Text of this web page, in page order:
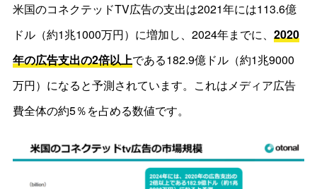
米国のコネクテッドTV広告の支出は2021年には113.6億
ドル（約1兆1000万円）に増加し、2024年までに、 2020
年の広告支出の2倍以上である182.9億ドル（約1兆9000
万円）になると予測されています。これはメディア広告
費全体の約5％を占める数値です。